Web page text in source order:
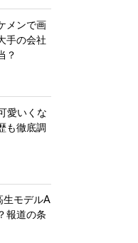
メンで画
手の会社
？
愛いくな
も徹底調
生モデルA
報道の条